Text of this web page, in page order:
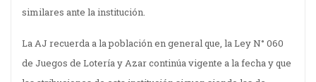
similares ante la institución.
La AJ recuerda a la población en general que, la Ley N° 060
de Juegos de Lotería y Azar continúa vigente a la fecha y que